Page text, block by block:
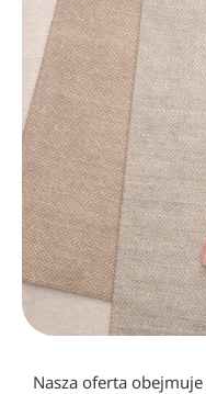
Nasza oferta obejmuje